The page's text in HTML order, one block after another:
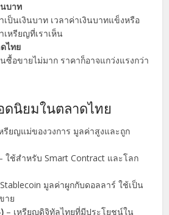
นบาท
เป็นเงินบาท เวลาค่าเงินบาทแข็งหรือ
หรียญที่เราเห็น
ไทย
ซื้อขายไม่มาก ราคาก็อาจแกว่งแรงกว่า
นิยมในตลาดไทย
รียญแม่ของวงการ มูลค่าสูงและถูก
ใช้สำหรับ Smart Contract และโลก
มูลค่าผูกกับดอลลาร์ ใช้เป็น
าย
– เหรียญดิจิทัลไทยที่มีประโยชน์ใน